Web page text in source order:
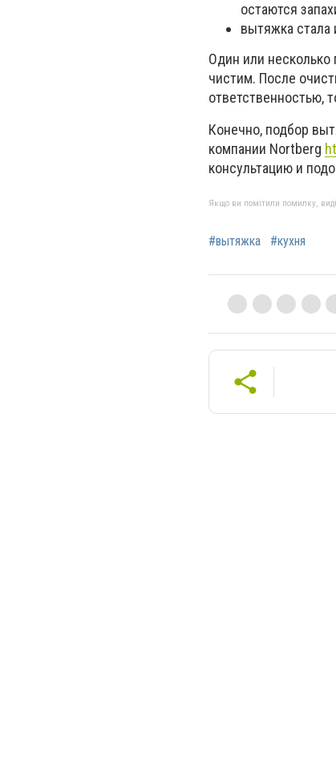
остаются
вытяжка стала
Один или
чистим. После
ответственностью,
Конечно, подбор
компании Nortberg
консультацию и
Якщо ви помітили помилку,
#вытяжка #кухня